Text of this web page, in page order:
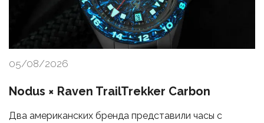
05/08/2026
Nodus × Raven TrailTrekker Carbon
Два американских бренда представили часы с